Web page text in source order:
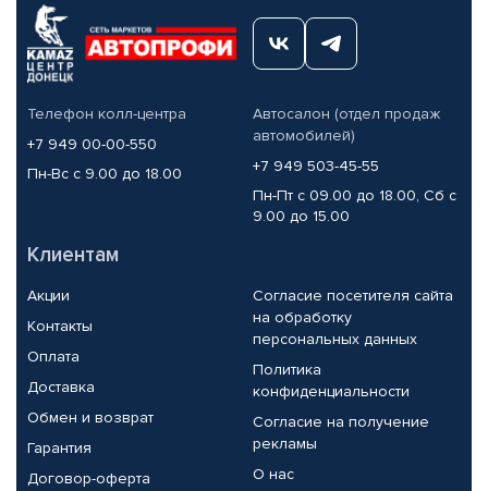
Телефон колл-центра
+7 949 00-00-550
Пн-Вс с 9.00 до 18.00
Автосалон (отдел продаж
автомобилей)
+7 949 503-45-55
Пн-Пт с 09.00 до 18.00, Сб с
9.00 до 15.00
Клиентам
Акции
Контакты
Оплата
Доставка
Обмен и возврат
Гарантия
Договор-оферта
Согласие посетителя сайта
на обработку
персональных данных
Политика
конфиденциальности
Согласие на получение
рекламы
О нас